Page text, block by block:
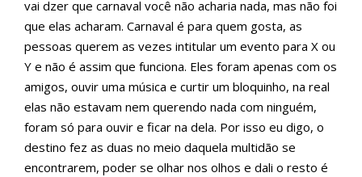
vai dzer que carnaval você não acharia nada, mas não foi
que elas acharam. Carnaval é para quem gosta, as
pessoas querem as vezes intitular um evento para X ou
Y e não é assim que funciona. Eles foram apenas com os
amigos, ouvir uma música e curtir um bloquinho, na real
elas não estavam nem querendo nada com ninguém,
foram só para ouvir e ficar na dela. Por isso eu digo, o
destino fez as duas no meio daquela multidão se
encontrarem, poder se olhar nos olhos e dali o resto é